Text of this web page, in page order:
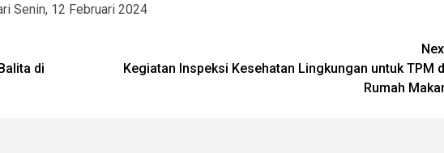
Senin, 12 Februari 2024
di
Kegiatan Inspeksi Kesehatan Lingkungan untuk TPM
Rumah